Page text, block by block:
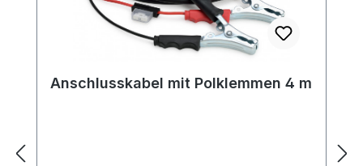
Anschlusskabel mit Polklemmen 4 m